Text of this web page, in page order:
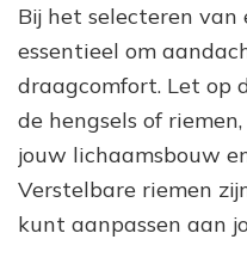
Bij het selecteren
essentieel om
draagcomfort. Let op
de hengsels of
jouw lichaamsbouw
Verstelbare riemen
kunt aanpassen aan